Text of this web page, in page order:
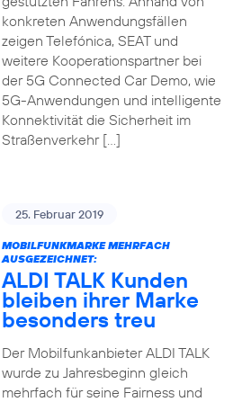
konkreten Anwendungsfällen
zeigen Telefónica, SEAT und
weitere Kooperationspartner bei
der 5G Connected Car Demo, wie
5G-Anwendungen und intelligente
Konnektivität die Sicherheit im
Straßenverkehr […]
25. Februar 2019
MOBILFUNKMARKE MEHRFACH
AUSGEZEICHNET:
ALDI TALK Kunden
bleiben ihrer Marke
besonders treu
Der Mobilfunkanbieter ALDI TALK
wurde zu Jahresbeginn gleich
mehrfach für seine Fairness und